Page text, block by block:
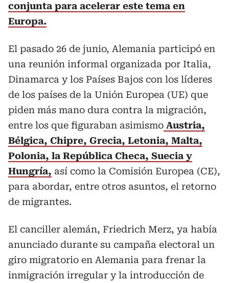
conjunta para acelerar este tema en
Europa.
El pasado 26 de junio, Alemania participó en
una reunión informal organizada por Italia,
Dinamarca y los Países Bajos con los líderes
de los países de la Unión Europea (UE) que
piden más mano dura contra la migración,
entre los que figuraban asimismo Austria,
Bélgica, Chipre, Grecia, Letonia, Malta,
Polonia, la República Checa, Suecia y
Hungría, así como la Comisión Europea (CE),
para abordar, entre otros asuntos, el retorno
de migrantes.
El canciller alemán, Friedrich Merz, ya había
anunciado durante su campaña electoral un
giro migratorio en Alemania para frenar la
inmigración irregular y la introducción de